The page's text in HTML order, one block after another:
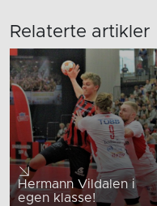
Relaterte artikler
Hermann Vildalen i
egen klasse!